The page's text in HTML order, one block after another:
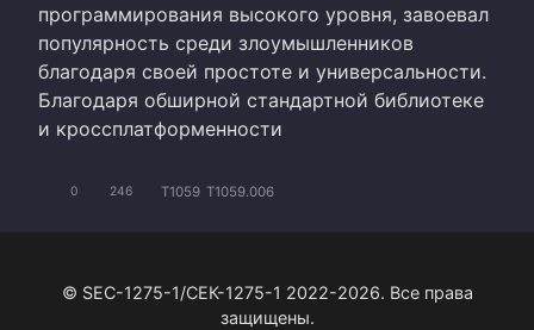
программирования высокого уровня, завоевал
популярность среди злоумышленников
благодаря своей простоте и универсальности.
Благодаря обширной стандартной библиотеке
и кроссплатформенности
0 246 T1059 T1059.006
© SEC-1275-1/СЕК-1275-1 2022-2026. Все права
защищены.